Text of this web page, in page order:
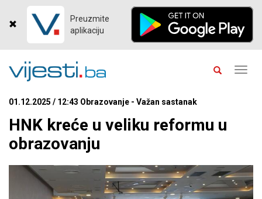
Preuzmite
aplikaciju
01.12.2025 / 12:43 Obrazovanje - Važan sastanak
HNK kreće u veliku reformu u
obrazovanju